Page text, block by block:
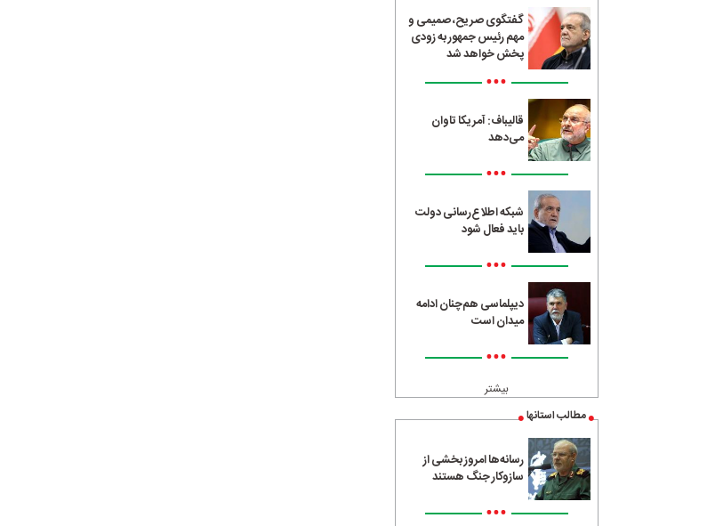
گفتگوی صریح، صمیمی و
مهم رئیس جمهور به زودی
پخش خواهد شد
•••
قالیباف: آمریکا تاوان
می‌دهد
•••
شبکه اطلاع‌رسانی دولت
باید فعال شود
•••
دیپلماسی هم‌چنان ادامه
میدان است
•••
بیشتر
مطالب استانها
رسانه‌ها امروز بخشی از
سازوکار جنگ هستند
•••